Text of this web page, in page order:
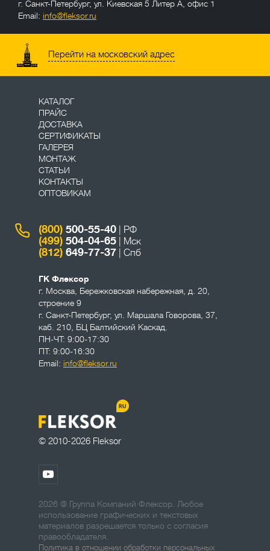
г. Санкт-Петербург, ул. Киевская 5 Литер А, офис 1
Email: info@fleksor.ru
Перейти на московский адрес
info@fleksor.ru
© 2010-2026 Fleksor
КАТАЛОГ
ПРАЙС
ДОСТАВКА
СЕРТИФИКАТЫ
ГАЛЕРЕЯ
МОНТАЖ
СТАТЬИ
КОНТАКТЫ
ОПТОВИКАМ
(800) 500-55-40 | РФ
(499) 504-04-65 | Мск
(812) 649-77-37 | Спб
ГК Флексор
г. Москва Бережковская набережная, д. 20,
строение 9
г. Санкт-Петербург, ул. Маршала Говорова, 37,
каб. 210, БЦ Балтийский Каскад.
ПН-ЧТ: 9:00-17:30
ПТ: 9:00-16:30
Email: info@fleksor.ru
2026 @ Группа Компаний Флексор. Любое
использование графических и текстовых
материалов разрешается только с согласия
правообладателя.
Политика в отношении обработки персональных